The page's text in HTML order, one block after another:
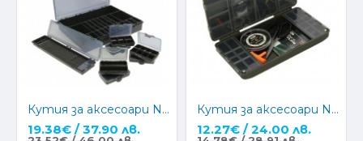
Кутия за аксесоари NGT 7+1 Tackle Box
19.38€ / 37.90 лв.
Кутия за аксесоари NGT XPR Terminal Tackle Box
12.27€ / 24.00 лв.